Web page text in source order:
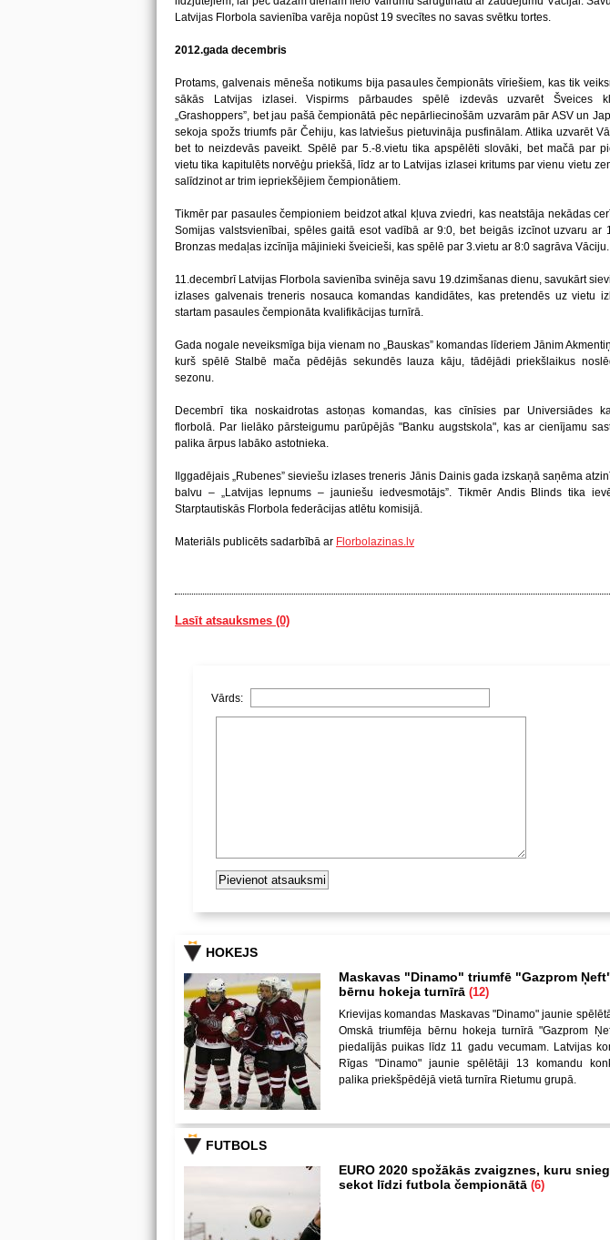
Latvijas Florbola savienība varēja nopūst 19 svecītes no savas svētku tortes.
2012.gada decembris
Protams, galvenais mēneša notikums bija pasaules čempionāts vīriešiem, kas tik
sākās Latvijas izlasei. Vispirms pārbaudes spēlē izdevās uzvarēt Šveices
„Grashoppers”, bet jau pašā čempionātā pēc nepārliecinošām uzvarām pār ASV un
sekoja spožs triumfs pār Čehiju, kas latviešus pietuvināja pusfinālam. Atlika uzvarēt
bet to neizdevās paveikt. Spēlē par 5.-8.vietu tika apspēlēti slovāki, bet mačā par
vietu tika kapitulēts norvēģu priekšā, līdz ar to Latvijas izlasei kritums par vienu vietu
salīdzinot ar trim iepriekšējiem čempionātiem.
Tikmēr par pasaules čempioniem beidzot atkal kļuva zviedri, kas neatstāja nekādas
Somijas valstsvienībai, spēles gaitā esot vadībā ar 9:0, bet beigās izcīnot uzvaru ar
Bronzas medaļas izcīnīja mājinieki šveicieši, kas spēlē par 3.vietu ar 8:0 sagrāva Vāciju.
11.decembrī Latvijas Florbola savienība svinēja savu 19.dzimšanas dienu, savukārt
izlases galvenais treneris nosauca komandas kandidātes, kas pretendēs uz vietu
startam pasaules čempionāta kvalifikācijas turnīrā.
Gada nogale neveiksmīga bija vienam no „Bauskas” komandas līderiem Jānim
kurš spēlē Stalbē mača pēdējās sekundēs lauza kāju, tādējādi priekšlaikus
sezonu.
Decembrī tika noskaidrotas astoņas komandas, kas cīnīsies par Universiādes
florbolā. Par lielāko pārsteigumu parūpējās "Banku augstskola", kas ar cienījamu
palika ārpus labāko astotnieka.
Ilggadējais „Rubenes” sieviešu izlases treneris Jānis Dainis gada izskaņā saņēma
balvu – „Latvijas lepnums – jauniešu iedvesmotājs”. Tikmēr Andis Blinds tika
Starptautiskās Florbola federācijas atlētu komisijā.
Materiāls publicēts sadarbībā ar Florbolazinas.lv
Lasīt atsauksmes (0)
Vārds:
HOKEJS
Maskavas "Dinamo" triumfē "Gazprom
bērnu hokeja turnīrā (12)
Krievijas komandas Maskavas "Dinamo" jaunie
Omskā triumfēja bērnu hokeja turnīrā "Gazprom
piedalījās puikas līdz 11 gadu vecumam. Latvijas
Rīgas "Dinamo" jaunie spēlētāji 13 komandu
palika priekšpēdējā vietā turnīra Rietumu grupā.
FUTBOLS
EURO 2020 spožākās zvaigznes, kuru
sekot līdzi futbola čempionātā (6)